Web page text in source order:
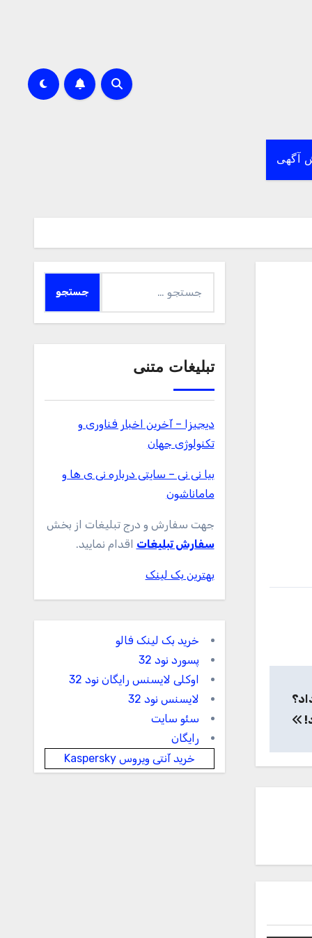
آگهی
داد؟
برای:
تبلیغات متنی
دیجیزا – آخرین اخبار فناوری و
تکنولوژی جهان
بیا نی نی – سایتی درباره نی ی ها و
ماماناشون
جهت سفارش و درج تبلیغات از بخش
سفارش تبلیغات اقدام نمایید.
بهترین بک لینک
خرید بک لینک فالو
پسورد نود 32
اوکلی لایسنس رایگان نود 32
لایسنس نود 32
سئو سایت
رایگان
خرید آنتی ویروس Kaspersky